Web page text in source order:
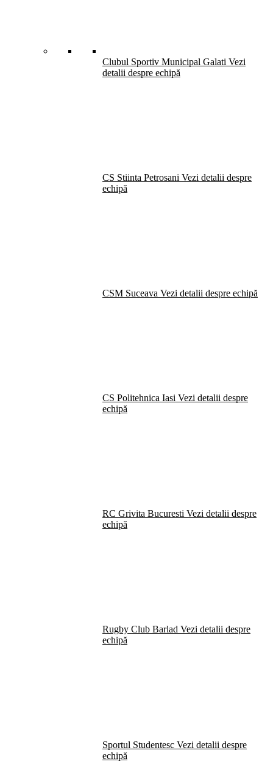
Clubul Sportiv Municipal Galati Vezi
detalii despre echipă
CS Stiinta Petrosani Vezi detalii despre
echipă
CSM Suceava Vezi detalii despre echipă
CS Politehnica Iasi Vezi detalii despre
echipă
RC Grivita Bucuresti Vezi detalii despre
echipă
Rugby Club Barlad Vezi detalii despre
echipă
Sportul Studentesc Vezi detalii despre
echipă